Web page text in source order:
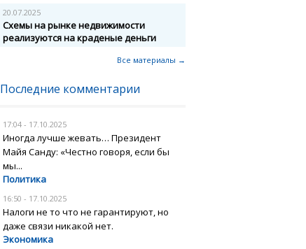
20.07.2025
Схемы на рынке недвижимости
реализуются на краденые деньги
Все материалы →
Последние комментарии
17:04 - 17.10.2025
Иногда лучше жевать… Президент
Майя Санду: «Честно говоря, если бы
мы...
Политика
16:50 - 17.10.2025
Налоги не то что не гарантируют, но
даже связи никакой нет.
Экономика